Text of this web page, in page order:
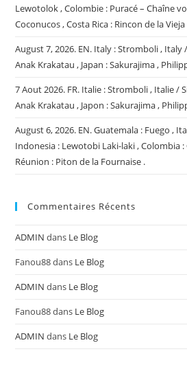
Lewotolok , Colombie : Puracé – Chaîne
Coconucos , Costa Rica : Rincon de la Vieja
August 7, 2026. EN. Italy : Stromboli , Italy
Anak Krakatau , Japan : Sakurajima ,
7 Aout 2026. FR. Italie : Stromboli , Italie /
Anak Krakatau , Japon : Sakurajima ,
August 6, 2026. EN. Guatemala : Fuego ,
Indonesia : Lewotobi Laki-laki , Colombia :
Réunion : Piton de la Fournaise .
Commentaires Récents
ADMIN dans Le Blog
Fanou88dans Le Blog
ADMIN dans Le Blog
Fanou88dans Le Blog
ADMIN dans Le Blog